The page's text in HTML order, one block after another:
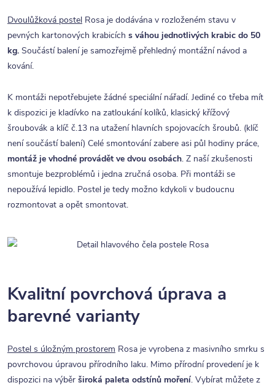
Dvoulůžková postel Rosa je dodávána v rozloženém stavu v
pevných kartonových krabicích s váhou jednotlivých krabic do 50
kg. Součástí balení je samozřejmě přehledný montážní návod a
kování.
K montáži nepotřebujete žádné speciální nářadí. Jediné co třeba mít
k dispozici je kladívko na zatloukání kolíků, klasický křížový
šroubovák a klíč č.13 na utažení hlavních spojovacích šroubů. (klíč
není součástí balení) Celé smontování zabere asi půl hodiny práce,
montáž je vhodné provádět ve dvou osobách. Z naší zkušenosti
smontuje bezproblémů i jedna zručná osoba. Při montáži se
nepoužívá lepidlo. Postel je tedy možno kdykoli v budoucnu
rozmontovat a opět smontovat.
Kvalitní povrchová úprava a
barevné varianty
Postel s úložným prostorem Rosa je vyrobena z masivního smrku s
povrchovou úpravou přírodního laku. Mimo přírodní provedení je k
dispozici na výběr široká paleta odstínů moření. Vybírat můžete z